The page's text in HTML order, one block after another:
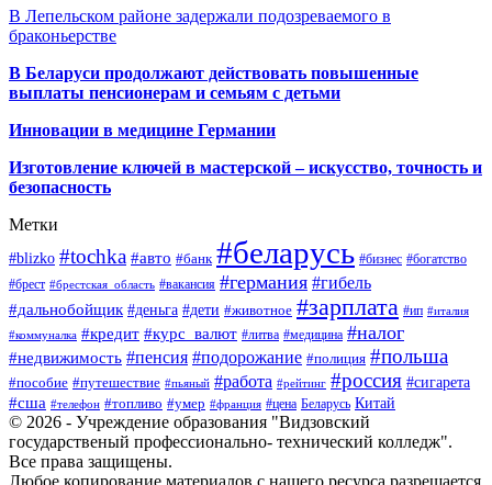
В Лепельском районе задержали подозреваемого в
браконьерстве
В Беларуси продолжают действовать повышенные
выплаты пенсионерам и семьям с детьми
Инновации в медицине Германии
Изготовление ключей в мастерской – искусство, точность и
безопасность
Метки
#blizko #tochka #авто #банк #беларусь #бизнес #богатство
#брест #брестская_область #вакансия #германия #гибель
#дальнобойщик #деньга #дети #животное #зарплата #ип #италия
#коммуналка #кредит #курс_валют #литва #медицина #налог
#недвижимость #пенсия #подорожание #полиция #польша
#пособие #путешествие #пьяный #работа #рейтинг #россия #сигарета
#сша #телефон #топливо #умер #франция #цена Беларусь Китай
© 2026 - Учреждение образования "Видзовский
государственый профессионально- технический колледж".
Все права защищены.
Любое копирование материалов с нашего ресурса разрешается